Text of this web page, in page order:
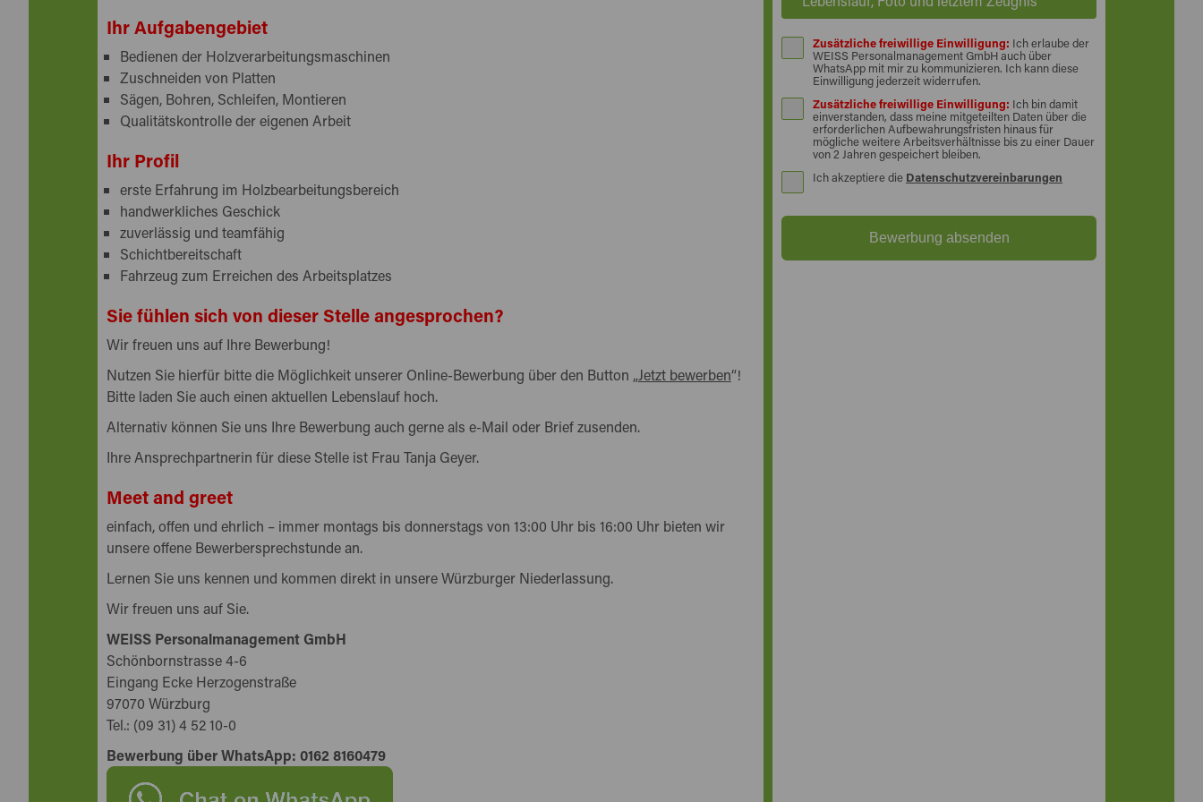
Ihr Aufgabengebiet
Bedienen der Holzverarbeitungsmaschinen
Zuschneiden von Platten
Sägen, Bohren, Schleifen, Montieren
Qualitätskontrolle der eigenen Arbeit
Ihr Profil
erste Erfahrung im Holzbearbeitungsbereich
handwerkliches Geschick
zuverlässig und teamfähig
Schichtbereitschaft
Fahrzeug zum Erreichen des Arbeitsplatzes
Sie fühlen sich von dieser Stelle angesprochen?
Wir freuen uns auf Ihre Bewerbung!
Nutzen Sie hierfür bitte die Möglichkeit unserer Online-Bewerbung über den Button „Jetzt bewerben“!
Bitte laden Sie auch einen aktuellen Lebenslauf hoch.
Alternativ können Sie uns Ihre Bewerbung auch gerne als e-Mail oder Brief zusenden.
Ihre Ansprechpartnerin für diese Stelle ist Frau Tanja Geyer.
Meet and greet
einfach, offen und ehrlich – immer montags bis donnerstags von 13:00 Uhr bis 16:00 Uhr bieten wir
unsere offene Bewerbersprechstunde an.
Lernen Sie uns kennen und kommen direkt in unsere Würzburger Niederlassung.
Wir freuen uns auf Sie.
WEISS Personalmanagement GmbH
Schönbornstrasse 4-6
Eingang Ecke Herzogenstraße
97070 Würzburg
Tel.: (09 31) 4 52 10-0
Bewerbung über WhatsApp: 0162 8160479
Zusätzliche freiwillige Einwilligung: Ich erlaube der
WEISS Personalmanagement GmbH auch über
WhatsApp mit mir zu kommunizieren. Ich kann diese
Einwilligung jederzeit widerrufen.
Zusätzliche freiwillige Einwilligung: Ich bin damit
einverstanden, dass meine mitgeteilten Daten über die
erforderlichen Aufbewahrungsfristen hinaus für
mögliche weitere Arbeitsverhältnisse bis zu einer Dauer
von 2 Jahren gespeichert bleiben.
Ich akzeptiere die Datenschutzvereinbarungen
Bewerbung absenden